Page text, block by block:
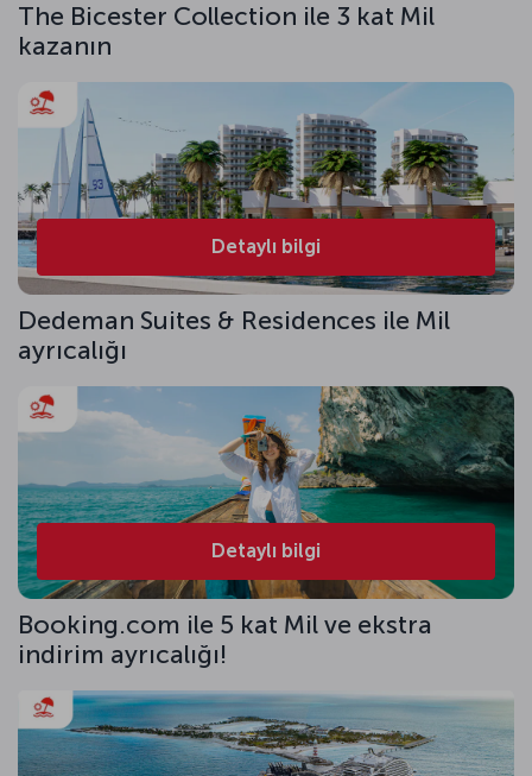
The Bicester Collection ile 3 kat Mil
kazanın
Detaylı bilgi
Dedeman Suites & Residences ile Mil
ayrıcalığı
Detaylı bilgi
Booking.com ile 5 kat Mil ve ekstra
indirim ayrıcalığı!